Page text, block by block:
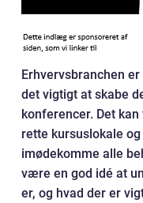
Erhvervsbranchen
det vigtigt at skabe
konferencer. Det
rette kursuslokale
imødekomme alle
være en god idé at
er, og hvad der er